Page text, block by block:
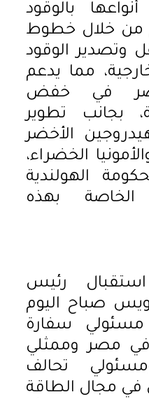
بالوقود
من خلال خطوط
وتصدير الوقود
مما يدعم
في خفض
بجانب تطوير
الأخضر
الخضراء،
الهولندية
الخاصة بهذه
رئيس
صباح اليوم
مسئولي سفارة
في مصر وممثلي
تحالف
في مجال الطاقة